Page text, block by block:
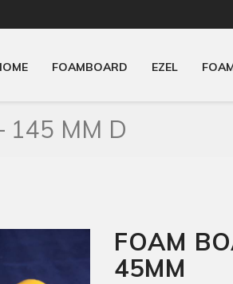
FOAMBOARD EZEL
145 MM D
FOAM
45MM